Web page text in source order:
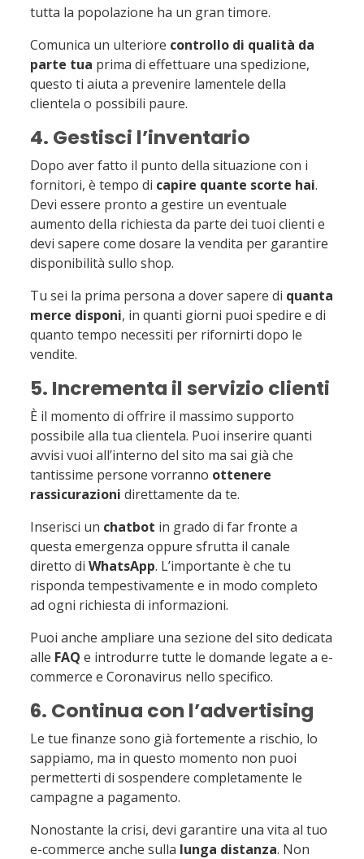
tutta la popolazione ha un gran timore.
Comunica un ulteriore controllo di qualità da
parte tua prima di effettuare una spedizione,
questo ti aiuta a prevenire lamentele della
clientela o possibili paure.
4. Gestisci l’inventario
Dopo aver fatto il punto della situazione con i
fornitori, è tempo di capire quante scorte hai.
Devi essere pronto a gestire un eventuale
aumento della richiesta da parte dei tuoi clienti e
devi sapere come dosare la vendita per garantire
disponibilità sullo shop.
Tu sei la prima persona a dover sapere di quanta
merce disponi, in quanti giorni puoi spedire e di
quanto tempo necessiti per rifornirti dopo le
vendite.
5. Incrementa il servizio clienti
È il momento di offrire il massimo supporto
possibile alla tua clientela. Puoi inserire quanti
avvisi vuoi all’interno del sito ma sai già che
tantissime persone vorranno ottenere
rassicurazioni direttamente da te.
Inserisci un chatbot in grado di far fronte a
questa emergenza oppure sfrutta il canale
diretto di WhatsApp. L’importante è che tu
risponda tempestivamente e in modo completo
ad ogni richiesta di informazioni.
Puoi anche ampliare una sezione del sito dedicata
alle FAQ e introdurre tutte le domande legate a e-
commerce e Coronavirus nello specifico.
6. Continua con l’advertising
Le tue finanze sono già fortemente a rischio, lo
sappiamo, ma in questo momento non puoi
permetterti di sospendere completamente le
campagne a pagamento.
Nonostante la crisi, devi garantire una vita al tuo
e-commerce anche sulla lunga distanza. Non